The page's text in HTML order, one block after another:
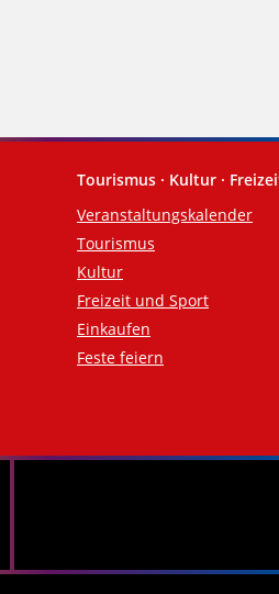
Tourismus · Kultur ·
Veranstaltungskalender
Tourismus
Kultur
Freizeit und Sport
Einkaufen
Feste feiern